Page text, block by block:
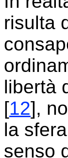
risulta
libertà
[12],
la
senso